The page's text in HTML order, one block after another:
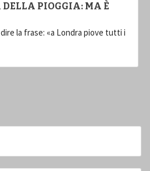
PIOGGIA: MA È
la frase: «a Londra piove tutti i